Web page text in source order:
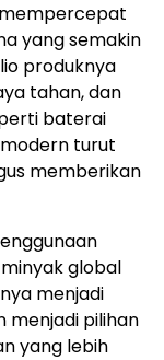
yang semakin
produknya
tahan, dan
baterai
turut
memberikan
global
menjadi
menjadi pilihan
yang lebih